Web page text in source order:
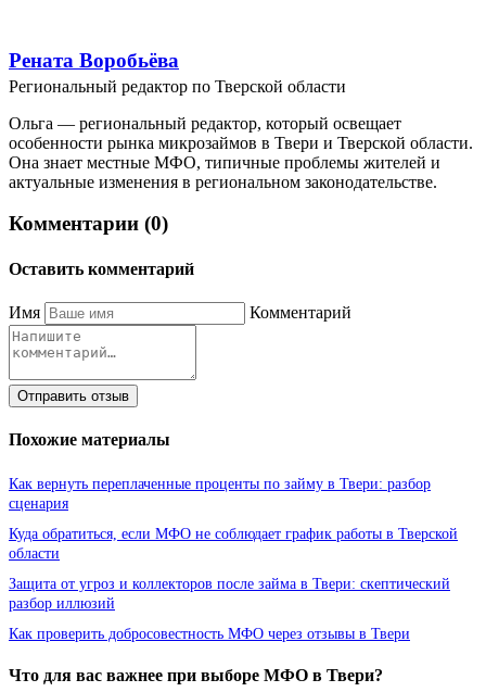
Рената Воробьёва
Региональный редактор по Тверской области
Ольга — региональный редактор, который освещает
особенности рынка микрозаймов в Твери и Тверской области.
Она знает местные МФО, типичные проблемы жителей и
актуальные изменения в региональном законодательстве.
Комментарии (0)
Оставить комментарий
Имя Комментарий
Отправить отзыв
Похожие материалы
Как вернуть переплаченные проценты по займу в Твери: разбор
сценария
Куда обратиться, если МФО не соблюдает график работы в Тверской
области
Защита от угроз и коллекторов после займа в Твери: скептический
разбор иллюзий
Как проверить добросовестность МФО через отзывы в Твери
Что для вас важнее при выборе МФО в Твери?